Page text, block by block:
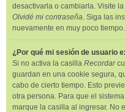
desactivarla o cambiarla. Visite
Olvidé mi contraseña. Siga las
nuevamente en muy poco tiempo.
¿Por qué mi sesión de usuario
Si no activa la casilla Recordar
guardan en una cookie segura,
cabo de cierto tiempo. Esto
otra persona. Para que el
marque la casilla al ingresar. No